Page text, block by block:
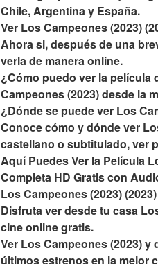
Chile, Argentina y España.
Ver Los Campeones (2023)
Ahora si, después de una
verla de manera online.
¿Cómo puedo ver la película
Campeones (2023) desde la
¿Dónde se puede ver Los
Conoce cómo y dónde ver
castellano o subtitulado, ver
Aquí Puedes Ver la Película
Completa HD Gratis con
Los Campeones (2023)
Disfruta ver desde tu casa
cine online gratis.
Ver Los Campeones (2023)
últimos estrenos en la mejor